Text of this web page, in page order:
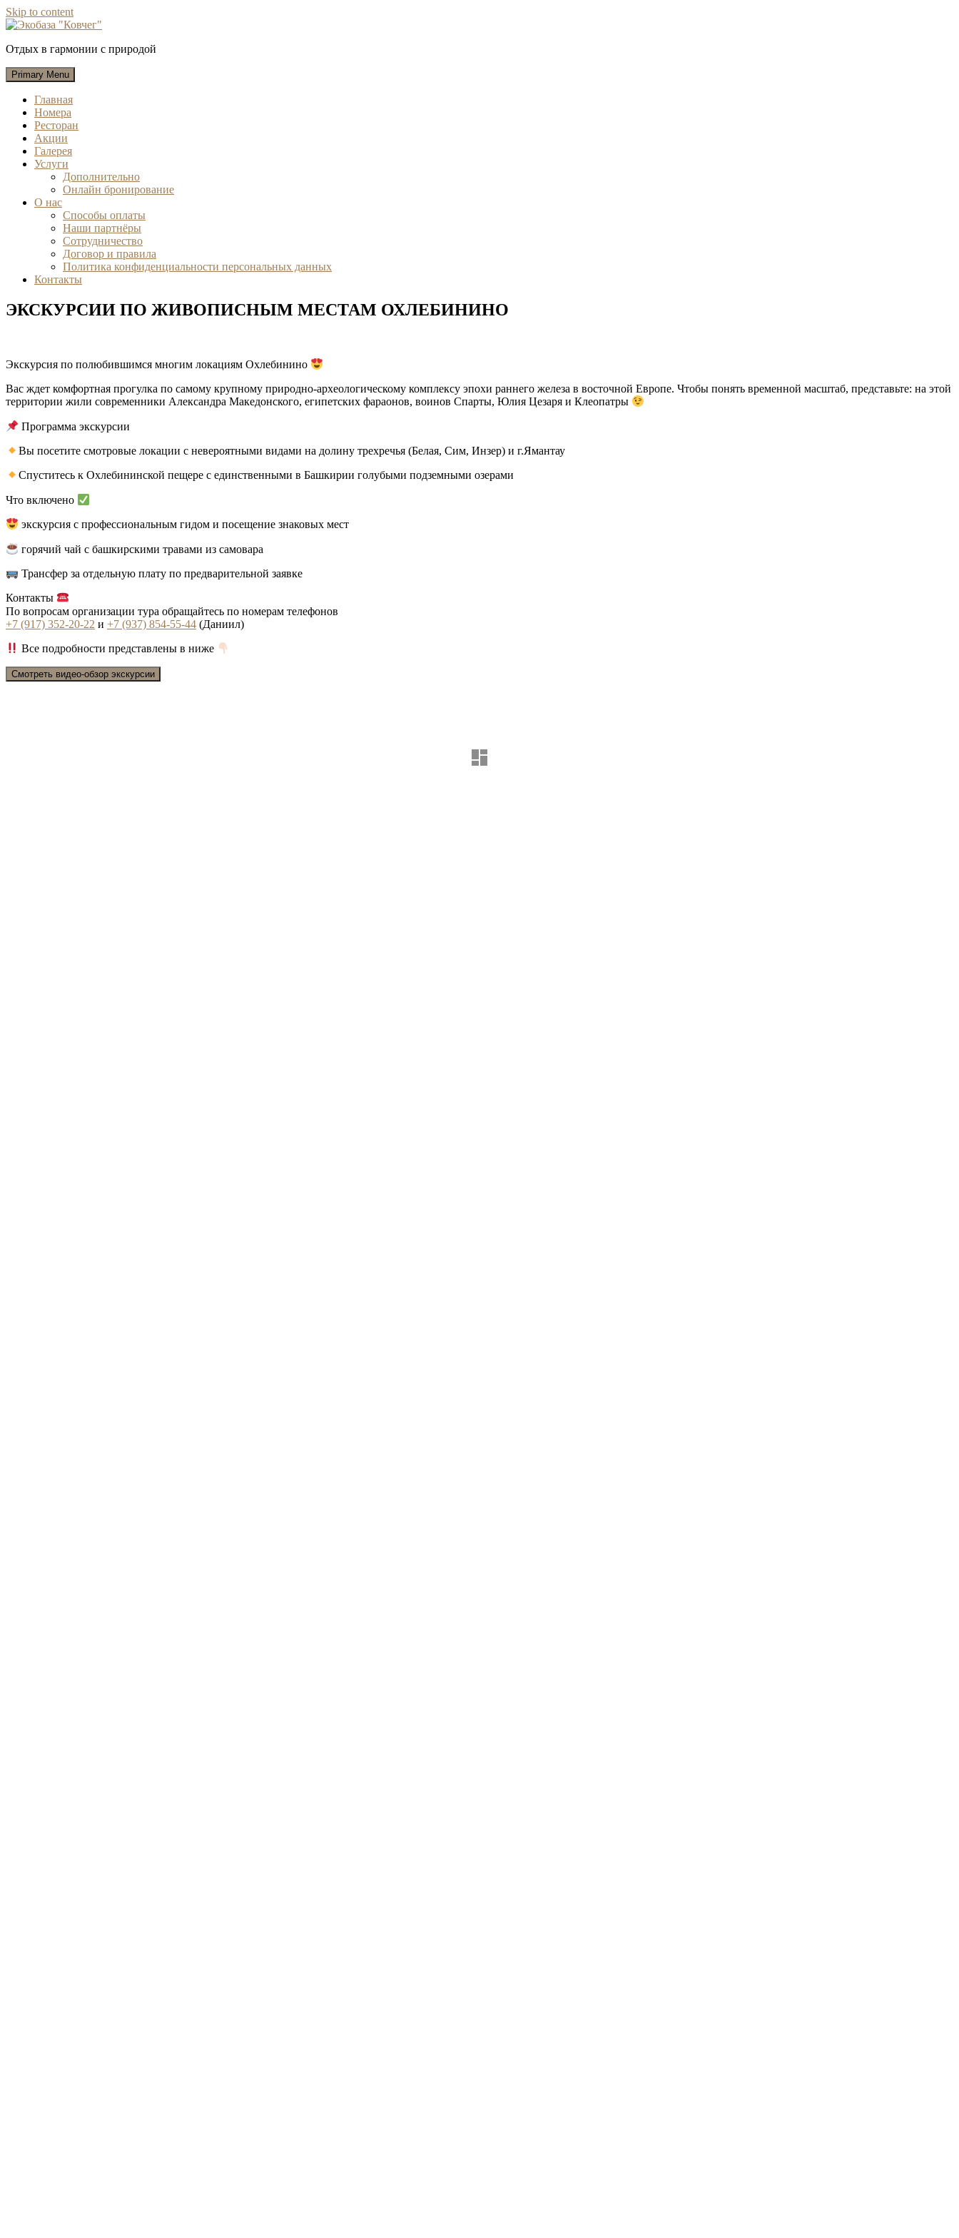
Skip to content
Экобаза "Ковчег"
Отдых в гармонии с природой
Primary Menu
Главная
Номера
Ресторан
Акции
Галерея
Услуги
Дополнительно
Онлайн бронирование
О нас
Способы оплаты
Наши партнёры
Сотрудничество
Договор и правила
Политика конфиденциальности персональных данных
Контакты
ЭКСКУРСИИ ПО ЖИВОПИСНЫМ МЕСТАМ ОХЛЕБИНИНО
Экскурсия по полюбившимся многим локациям Охлебинино
Вас ждет комфортная прогулка по самому крупному природно-археологическому комплексу эпохи раннего железа в восточной Европе. Чтобы понять временной масштаб, представьте: на этой
территории жили современники Александра Македонского, египетских фараонов, воинов Спарты, Юлия Цезаря и Клеопатры
Программа экскурсии
Вы посетите смотровые локации с невероятными видами на долину трехречья (Белая, Сим, Инзер) и г.Ямантау
Спуститесь к Охлебининской пещере с единственными в Башкирии голубыми подземными озерами
Что включено
экскурсия с профессиональным гидом и посещение знаковых мест
горячий чай с башкирскими травами из самовара
Трансфер за отдельную плату по предварительной заявке
Контакты
По вопросам организации тура обращайтесь по номерам телефонов
+7 (917) 352-20-22 и +7 (937) 854-55-44 (Даниил)
Все подробности представлены в ниже
Смотреть видео-обзор экскурсии